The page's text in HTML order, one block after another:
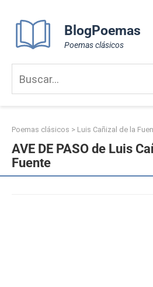
content
BlogPoemas
Poemas clásicos
Poemas clásicos > Luis Cañizal de la
AVE DE PASO de Luis
Fuente